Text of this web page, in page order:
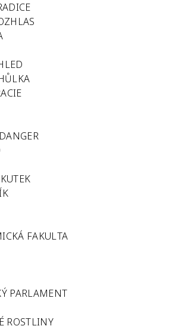
FAKULTA
PARLAMENT
ROSTLINY